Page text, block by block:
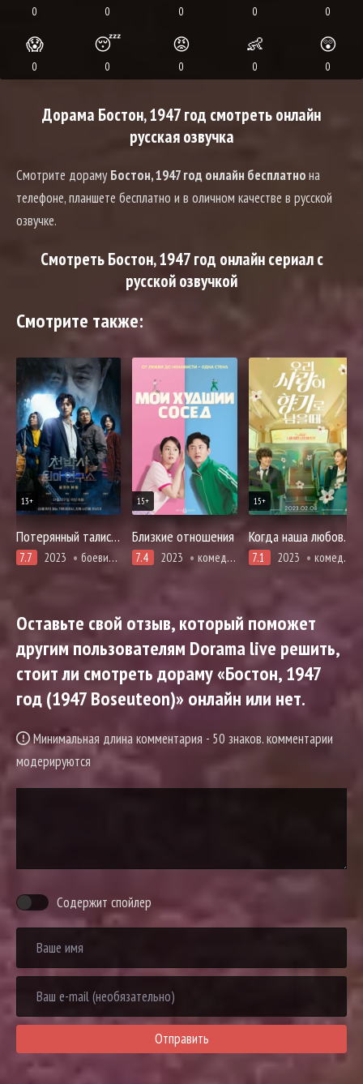
0 0 0 0 0
😱
0
😴
0
😡
0
👶
0
😲
0
Дорама Бостон, 1947 год смотреть онлайн
русская озвучка
Смотрите дорамуБостон, 1947 год онлайн бесплатнона
телефоне, планшете бесплатно и в оличном качестве в русской
озвучке.
Смотреть Бостон, 1947 год онлайн сериал с
русской озвучкой
Смотрите также:
13+
Потерянный талисман
7.7 2023 боевики, мистика, комедия, криминал, расследование, ужасы, фэнтези
15+
Близкие отношения
7.4 2023 комедия, мелодрама, романтика
15+
Когда наша любовь останется ароматом
7.1 2023 комедия, мелодрама, романтика, про призраков, демонов и сверхъестественное, фэнтези
Оставьте свой отзыв, который поможет
другим пользователям Dorama live решить,
стоит ли смотреть дораму «Бостон, 1947
год (1947 Boseuteon)» онлайн или нет.
Минимальная длина комментария - 50 знаков. комментарии
модерируются
Содержит спойлер
Отправить